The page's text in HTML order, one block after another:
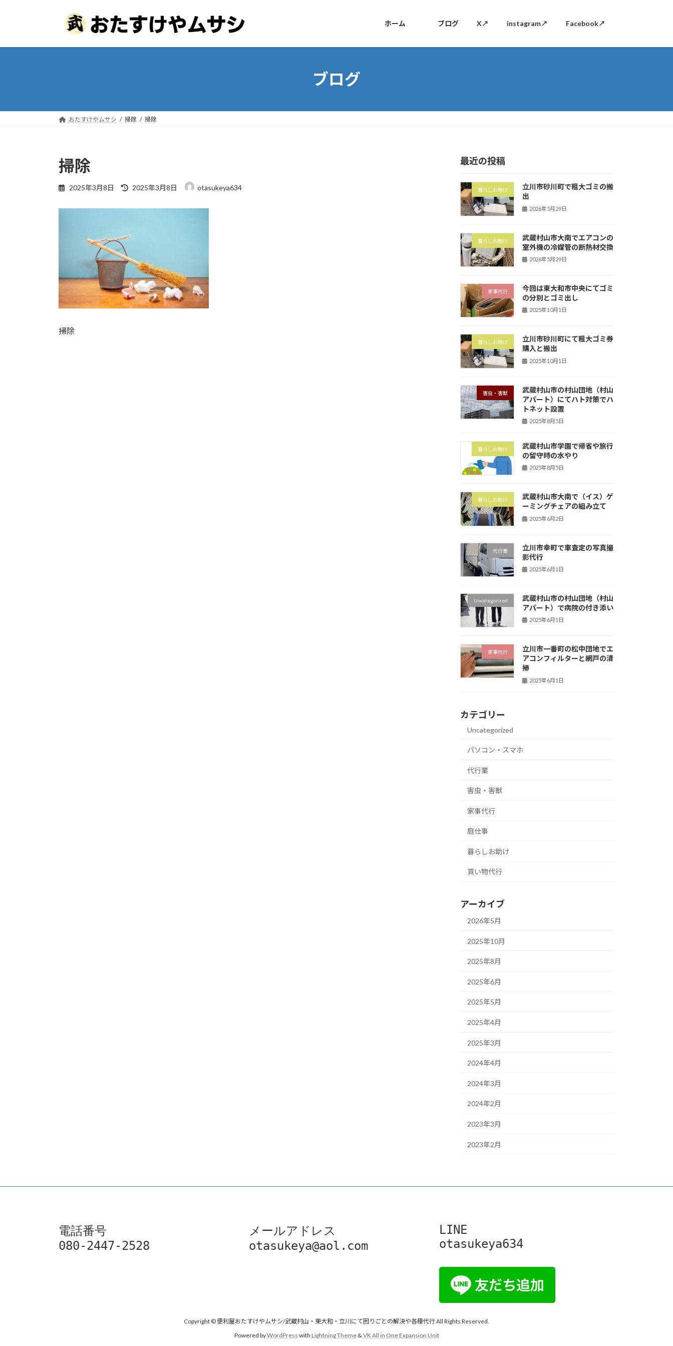
プ
動
ホーム ブログ X↗ instagram↗ Facebook↗
ブログ
おたすけやムサシ 掃除 掃除
掃除
2025年3月8日
最
2025年3月8日 otasukeya634
掃除
最近の投稿
暮らしお助け
立川市砂川町で粗大ゴミの搬
出
2026年5月29日
暮らしお助け
武蔵村山市大南でエアコンの
室外機の冷媒管の断熱材交換
2026年5月29日
家事代行
今回は東大和市中央にてゴミ
の分別とゴミ出し
2025年10月1日
暮らしお助け
立川市砂川町にて粗大ゴミ券
購入と搬出
2025年10月1日
害虫・害獣
武蔵村山市の村山団地（村山
アパート）にてハト対策でハ
トネット設置
2025年8月5日
暮らしお助け
武蔵村山市学園で帰省や旅行
の留守時の水やり
2025年8月5日
暮らしお助け
武蔵村山市大南で（イス）ゲ
ーミングチェアの組み立て
2025年6月2日
代行業
立川市幸町で車査定の写真撮
影代行
2025年6月1日
Uncategorized
武蔵村山市の村山団地（村山
アパート）で病院の付き添い
2025年6月1日
家事代行
立川市一番町の松中団地でエ
アコンフィルターと網戸の清
掃
2025年6月1日
カテゴリー
Uncategorized
パソコン・スマホ
代行業
害虫・害獣
家事代行
庭仕事
暮らしお助け
買い物代行
アーカイブ
2026年5月
2025年10月
2025年8月
2025年6月
2025年5月
2025年4月
2025年3月
2024年4月
2024年3月
2024年2月
2023年3月
2023年2月
電話番号
080-2447-2528
メールアドレス
otasukeya@aol.com
LINE
otasukeya634
Copyright © 便利屋おたすけやムサシ/武蔵村山・東大和・立川にて困りごとの解決や各種代行 All Rights Reserved.
Powered byWordPress with Lightning Theme&VK All in One Expansion Unit